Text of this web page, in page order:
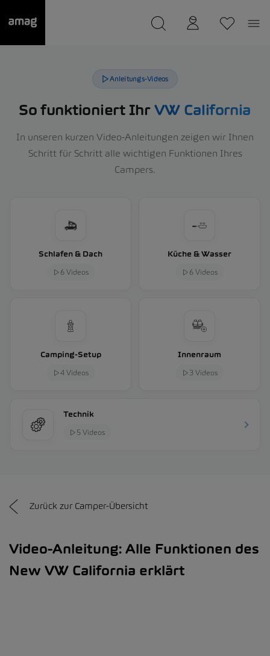
wurde als Ihre Garage gespeichert.
Anleitungs-Videos
So funktioniert Ihr VW California
In unseren kurzen Video-Anleitungen zeigen wir Ihnen
Schritt für Schritt alle wichtigen Funktionen Ihres
Campers.
Schlafen & Dach
6 Videos
Küche & Wasser
6 Videos
Camping-Setup
4 Videos
Innenraum
3 Videos
Technik
5 Videos
Zurück zur Camper-Übersicht
Video-Anleitung: Alle Funktionen des
New VW California erklärt